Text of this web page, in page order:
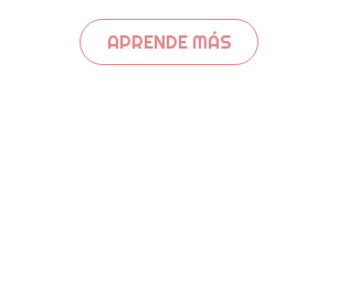
APRENDE MÁS